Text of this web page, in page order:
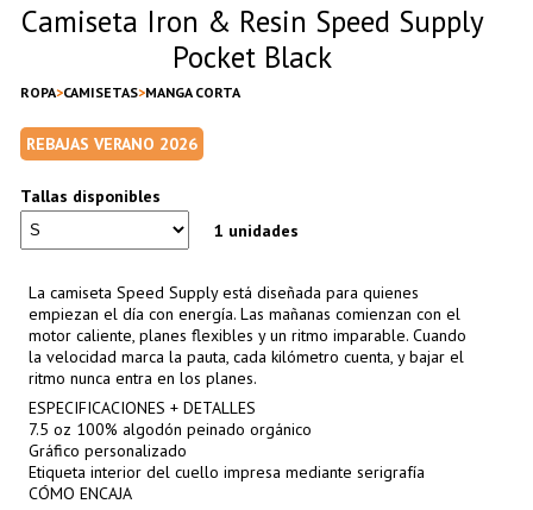
Camiseta Iron & Resin Speed Supply
Pocket Black
ROPA CAMISETAS MANGA CORTA
REBAJAS VERANO 2026
Tallas disponibles
1 unidades
La camiseta Speed ​​Supply está diseñada para quienes
empiezan el día con energía. Las mañanas comienzan con el
motor caliente, planes flexibles y un ritmo imparable. Cuando
la velocidad marca la pauta, cada kilómetro cuenta, y bajar el
ritmo nunca entra en los planes.
ESPECIFICACIONES + DETALLES
7.5 oz 100% algodón peinado orgánico
Gráfico personalizado
Etiqueta interior del cuello impresa mediante serigrafía
CÓMO ENCAJA